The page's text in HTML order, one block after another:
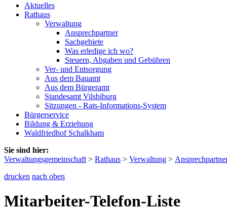
Aktuelles
Rathaus
Verwaltung
Ansprechpartner
Sachgebiete
Was erledige ich wo?
Steuern, Abgaben und Gebühren
Ver- und Entsorgung
Aus dem Bauamt
Aus dem Bürgeramt
Standesamt Vilsbiburg
Sitzungen - Rats-Informations-System
Bürgerservice
Bildung & Erziehung
Waldfriedhof Schalkham
Sie sind hier:
Verwaltungsgemeinschaft > Rathaus > Verwaltung >
drucken nach oben
Mitarbeiter-Telefon-Liste